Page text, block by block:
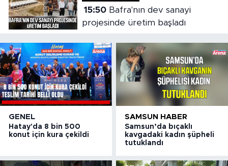
15:50Bafra'nın dev sanayi
projesinde üretim başladı
GENEL
Hatay'da 8 bin 500
konut için kura çekildi
SAMSUN HABER
Samsun’da bıçaklı
kavgadaki kadın şüpheli
tutuklandı